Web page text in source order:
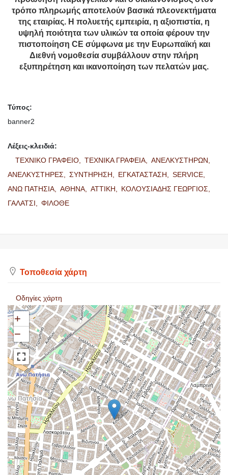
τρόπο πληρωμής αποτελούν βασικά πλεονεκτήματα
της εταιρίας. Η πολυετής εμπειρία, η αξιοπιστία, η
υψηλή ποιότητα των υλικών τα οποία φέρουν την
πιστοποίηση CE σύμφωνα με την Ευρωπαϊκή και
Διεθνή νομοθεσία συμβάλλουν στην πλήρη
εξυπηρέτηση και ικανοποίηση των πελατών μας.
Τύπος:
banner2
Λέξεις-κλειδιά:
ΤΕΧΝΙΚΟ ΓΡΑΦΕΙΟ,
ΤΕΧΝΙΚΑ ΓΡΑΦΕΙΑ,
ΑΝΕΛΚΥΣΤΗΡΩΝ,
ΑΝΕΛΚΥΣΤΗΡΕΣ,
ΣΥΝΤΗΡΗΣΗ, ΕΓΚΑΤΑΣΤΑΣΗ,
SERVICE,
ΑΝΩ ΠΑΤΗΣΙΑ,
ΑΘΗΝΑ, ΑΤΤΙΚΗ,
ΚΟΛΟΥΣΙΑΔΗΣ ΓΕΩΡΓΙΟΣ,
ΓΑΛΑΤΣΙ,
ΦΙΛΟΘΕ
Τοποθεσία χάρτη
Οδηγίες χάρτη
+
−